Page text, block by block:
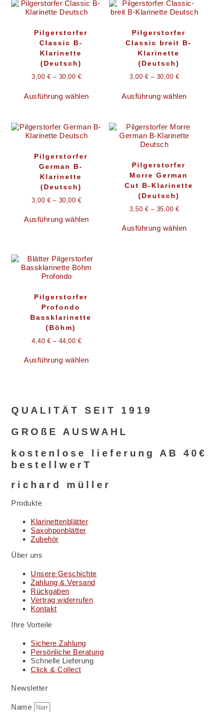
auf.
können
auf
werden
Pilgerstorfer
Classic B-
Klarinette
(Deutsch)
3,00 € – 30,00 €
Ausführung wählenProdukt
Varianten
auf.
Produktseite
Pilgerstorfer
Classic breit B-
Klarinette
(Deutsch)
3,00 € – 30,00 €
Ausführung wählenProdukt
auf.
Die
der
Pilgerstorfer
German B-
Klarinette
(Deutsch)
3,00 € – 30,00 €
Ausführung wählenProdukt
Die
Optionen
gewählt
Pilgerstorfer
Morre German
Cut B-Klarinette
(Deutsch)
3,50 € – 35,00 €
Ausführung wählenProdukt
Pilgerstorfer
Profondo
Bassklarinette
(Böhm)
4,40 € – 44,00 €
Ausführung wählenProdukt
Die
Optionen
auf
Produktseite
gewählt
QUALITÄT SEIT 1919
GROßE AUSWAHL
kostenlose lieferung AB 40€
bestellwerT
richard müller
Produkte
Klarinettenblätter
Saxohponblätter
Zubehör
Über uns
Unsere Geschichte
Zahlung & Versand
Rückgaben
Vertrag widerrufen
Kontakt
Ihre Vorteile
Sichere Zahlung
Persönliche Beratung
Schnelle Lieferung
Click & Collect
Newsletter
Name